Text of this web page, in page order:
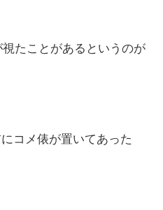
たことがあるというのが
コメ俵が置いてあった